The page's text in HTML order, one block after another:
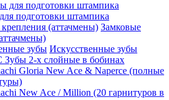
подготовки штампика
Замковые
Искусственные зубы
2-х слойные в бобинах
Gloria New Ace & Naperce (полные
New Ace / Million (20 гарнитуров в